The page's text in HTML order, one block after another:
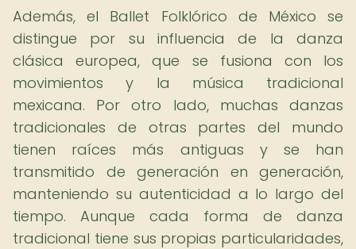
Además, el Ballet Folklórico de México se
distingue por su influencia de la danza
clásica europea, que se fusiona con los
movimientos y la música tradicional
mexicana. Por otro lado, muchas danzas
tradicionales de otras partes del mundo
tienen raíces más antiguas y se han
transmitido de generación en generación,
manteniendo su autenticidad a lo largo del
tiempo. Aunque cada forma de danza
tradicional tiene sus propias particularidades,